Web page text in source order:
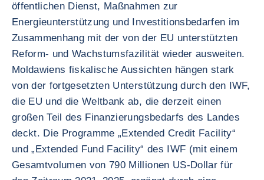
öffentlichen Dienst, Maßnahmen zur
Energieunterstützung und Investitionsbedarfen im
Zusammenhang mit der von der EU unterstützten
Reform- und Wachstumsfazilität wieder ausweiten.
Moldawiens fiskalische Aussichten hängen stark
von der fortgesetzten Unterstützung durch den IWF,
die EU und die Weltbank ab, die derzeit einen
großen Teil des Finanzierungsbedarfs des Landes
deckt. Die Programme „Extended Credit Facility“
und „Extended Fund Facility“ des IWF (mit einem
Gesamtvolumen von 790 Millionen US-Dollar für